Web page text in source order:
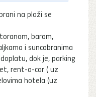
na plaži se
barom,
i suncobranima
dok je, parking
rent-a-car ( uz
hotela (uz